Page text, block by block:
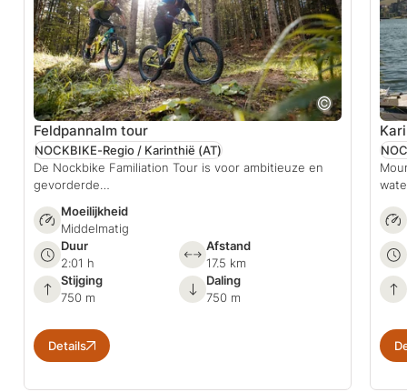
Feldpannalm tour
NOCKBIKE-Regio / Karinthië (AT)
De Nockbike Familiation Tour is voor ambitieuze en
gevorderde…
Moeilijkheid
Middelmatig
Duur
2:01 h
Afstand
17.5 km
Stijging
750 m
Daling
750 m
Details